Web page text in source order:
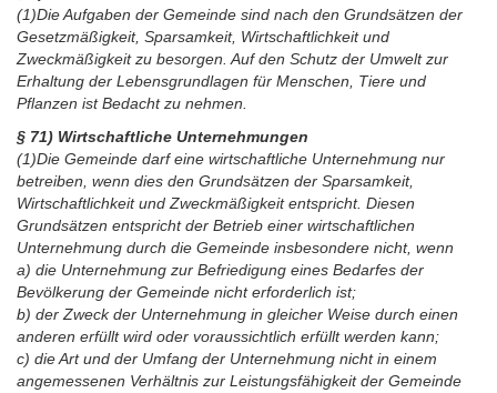
(1)Die Aufgaben der Gemeinde sind nach den Grundsätzen der
Gesetzmäßigkeit, Sparsamkeit, Wirtschaftlichkeit und
Zweckmäßigkeit zu besorgen. Auf den Schutz der Umwelt zur
Erhaltung der Lebensgrundlagen für Menschen, Tiere und
Pflanzen ist Bedacht zu nehmen.
§ 71) Wirtschaftliche Unternehmungen
(1)Die Gemeinde darf eine wirtschaftliche Unternehmung nur
betreiben, wenn dies den Grundsätzen der Sparsamkeit,
Wirtschaftlichkeit und Zweckmäßigkeit entspricht. Diesen
Grundsätzen entspricht der Betrieb einer wirtschaftlichen
Unternehmung durch die Gemeinde insbesondere nicht, wenn
a) die Unternehmung zur Befriedigung eines Bedarfes der
Bevölkerung der Gemeinde nicht erforderlich ist;
b) der Zweck der Unternehmung in gleicher Weise durch einen
anderen erfüllt wird oder voraussichtlich erfüllt werden kann;
c) die Art und der Umfang der Unternehmung nicht in einem
angemessenen Verhältnis zur Leistungsfähigkeit der Gemeinde